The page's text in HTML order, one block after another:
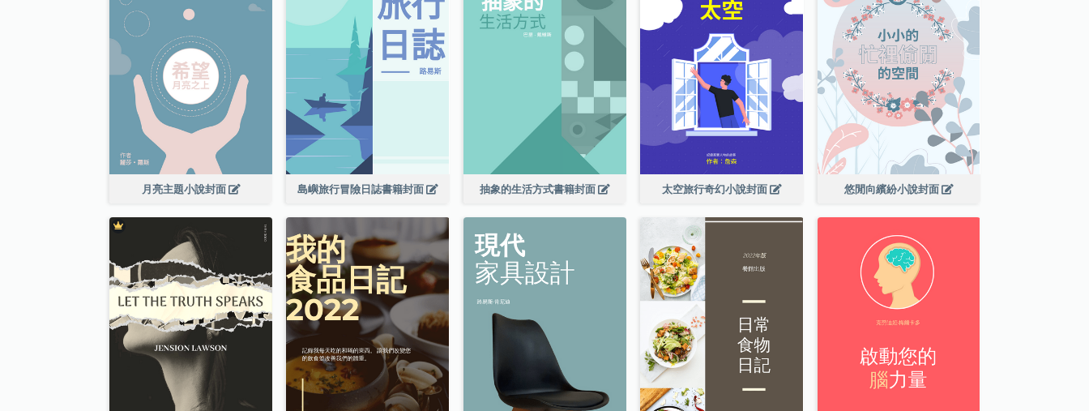
月亮主題小說封面 島嶼旅行冒險日誌書籍封面 抽象的生活方式書籍封面 太空旅行奇幻小說封面 悠閒向繽紛小說封面